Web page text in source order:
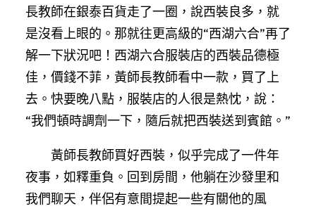
長教師在銀泰百貨走了一圈，說西裝良多，就
是沒看上眼的。那就往更高級的“西湖六合”再了
解一下狀況吧！西湖六合服裝店的西裝品德極
佳，價錢不菲，黃師長教師看中一款，買了上
去。快要晚八點，服裝店的人很是熱忱，說：
“我們頓時調劑一下，隨后就把西裝送到賓館。”
黃師長教師買好西裝，似乎完成了一件年
夜事，如釋重負。回到房間，他躺在沙發里和
我們聊天，伴侶有意間提起一些有關他的風